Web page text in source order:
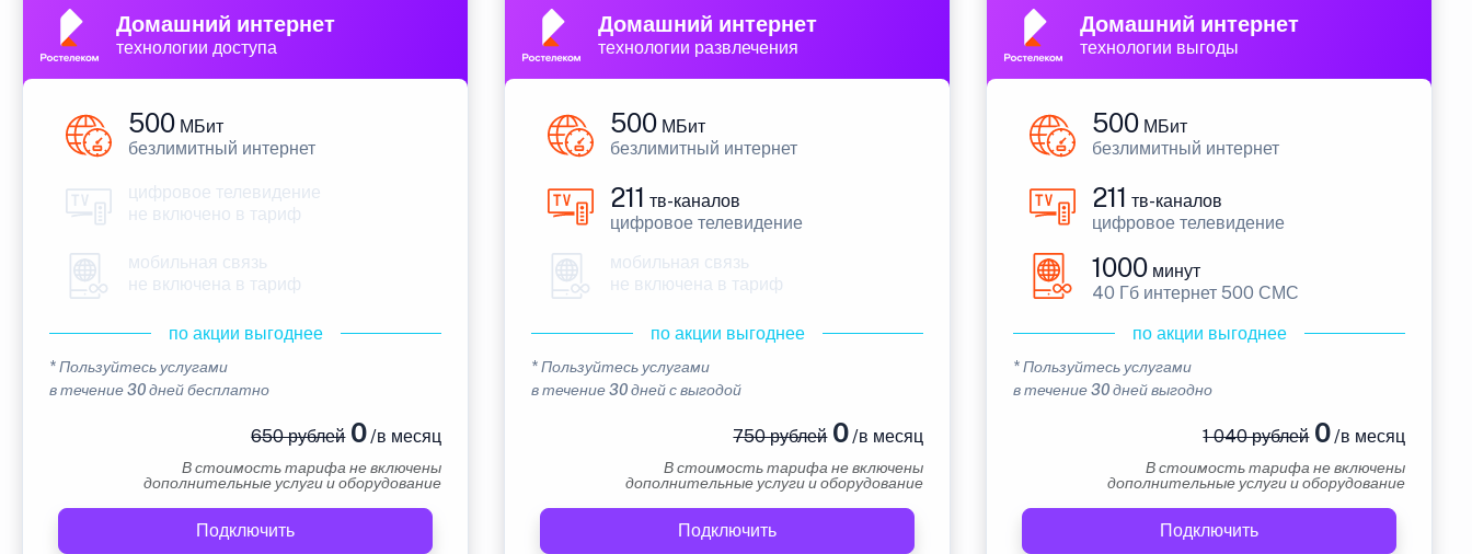
Домашний интернет
технологии доступа
500 МБит
безлимитный интернет
цифровое телевидение
не включено в тариф
мобильная связь
не включена в тариф
по акции выгоднее
* Пользуйтесь услугами
в течение 30 дней бесплатно
650 рублей0/в месяц
В стоимость тарифа не включены
дополнительные услуги и оборудование
Подключить
Домашний интернет
технологии развлечения
500 МБит
безлимитный интернет
211 тв-каналов
цифровое телевидение
мобильная связь
не включена в тариф
по акции выгоднее
* Пользуйтесь услугами
в течение 30 дней с выгодой
750 рублей0/в месяц
В стоимость тарифа не включены
дополнительные услуги и оборудование
Подключить
Домашний интернет
технологии выгоды
500 МБит
безлимитный интернет
211 тв-каналов
цифровое телевидение
1000 минут
40 Гб интернет 500 СМС
по акции выгоднее
* Пользуйтесь услугами
в течение 30 дней выгодно
1 040 рублей0/в месяц
В стоимость тарифа не включены
дополнительные услуги и оборудование
Подключить